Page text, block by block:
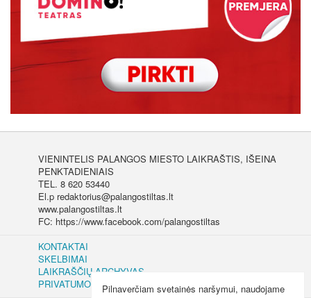
VIENINTELIS PALANGOS MIESTO LAIKRAŠTIS, IŠEINA
PENKTADIENIAIS
TEL. 8 620 53440
El.p redaktorius@palangostiltas.lt
www.palangostiltas.lt
FC: https://www.facebook.com/palangostiltas
KONTAKTAI
SKELBIMAI
LAIKRAŠČIŲ ARCHYVAS
PRIVATUMO IR SLAPUKŲ POLITIKA
Pilnaverčiam svetainės naršymui, naudojame